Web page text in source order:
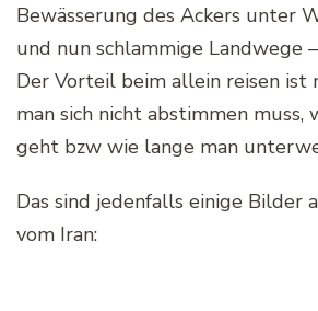
Bewässerung des Ackers unter
und nun schlammige Landwege
Der Vorteil beim allein reisen ist
man sich nicht abstimmen muss,
geht bzw wie lange man
Das sind jedenfalls einige Bilder
vom Iran: